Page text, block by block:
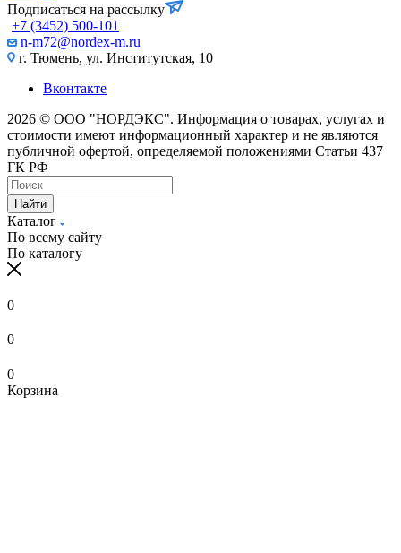
Подписаться на рассылку
+7 (3452) 500-101
n-m72@nordex-m.ru
г. Тюмень, ул. Институтская, 10
Вконтакте
2026 © ООО "НОРДЭКС". Информация о товарах, услугах и
стоимости имеют информационный характер и не являются
публичной офертой, определяемой положениями Статьи 437
ГК РФ
Найти
Каталог
По всему сайту
По каталогу
0
0
0
Корзина